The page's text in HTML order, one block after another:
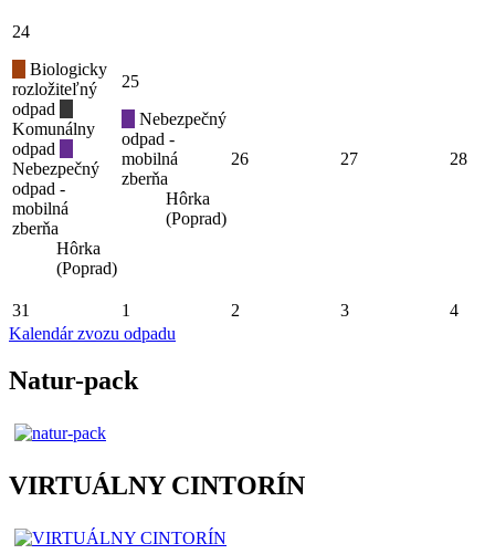
24
Biologicky
rozložiteľný
odpad
Komunálny
odpad
Nebezpečný
odpad -
mobilná
zberňa
Hôrka
(Poprad)
25
Nebezpečný
odpad -
mobilná
zberňa
Hôrka
(Poprad)
26 27 28
31 1 2 3
4
Kalendár zvozu odpadu
Natur-pack
VIRTUÁLNY CINTORÍN